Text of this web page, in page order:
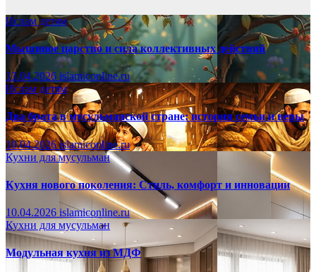
Ислам детям
Мышиное царство и сила коллективных действий
13.04.2026 islamiconline.ru
Ислам детям
Два брата в мусульманской стране: история семьи и веры
10.04.2026islamiconline.ru
Кухни для мусульман
Кухня нового поколения: Стиль, комфорт и инновации
10.04.2026 islamiconline.ru
Кухни для мусульман
Модульная кухня из МДФ